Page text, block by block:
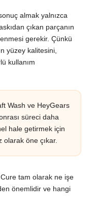
almak yalnızca
çıkan parçanın
gerekir. Çünkü
yüzey kalitesini,
kullanım
Wash ve HeyGears
süreci daha
hale getirmek için
olarak öne çıkar.
tam olarak ne işe
önemlidir ve hangi